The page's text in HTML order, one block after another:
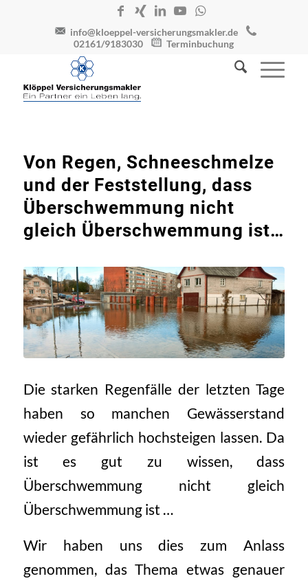
info@kloeppel-versicherungsmakler.de
02161/9183030
Terminbuchung
Von Regen, Schneeschmelze
und der Feststellung, dass
Überschwemmung nicht
gleich Überschwemmung ist…
Die starken Regenfälle der letzten Tage
haben so manchen Gewässerstand
wieder gefährlich hochsteigen lassen. Da
ist es gut zu wissen, dass
Überschwemmung nicht gleich
Überschwemmung ist …
Wir haben uns dies zum Anlass
genommen, das Thema etwas genauer